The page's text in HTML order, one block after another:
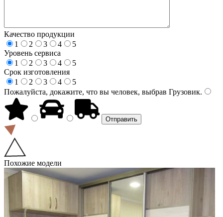
Качество продукции
1
2 3 4
5
Уровень сервиса
1
2 3 4
5
Срок изготовления
1
2 3 4
5
Пожалуйста, докажите, что вы человек, выбрав Грузовик.
Похожие модели